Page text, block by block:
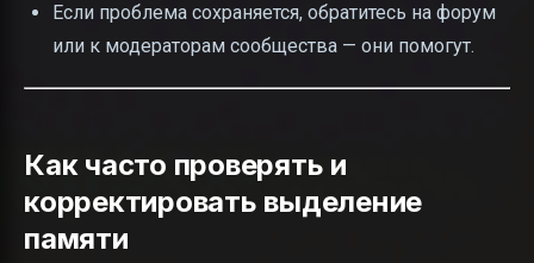
Если проблема сохраняется, обратитесь на форум
или к модераторам сообщества — они помогут.
Как часто проверять и
корректировать выделение
памяти